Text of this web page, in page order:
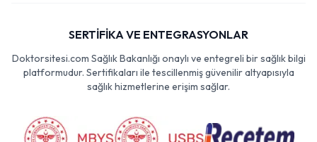
SERTİFİKA VE ENTEGRASYONLAR
Doktorsitesi.com Sağlık Bakanlığı onaylı ve entegreli bir sağlık bilgi
platformudur. Sertifikaları ile tescillenmiş güvenilir altyapısıyla
sağlık hizmetlerine erişim sağlar.